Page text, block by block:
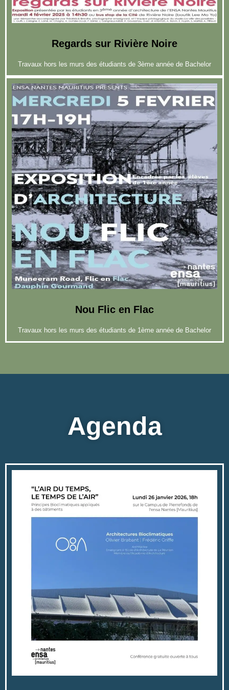
Regards sur Rivière Noire
Travaux hors les murs des étudiants de 3ème année de Bachelor
Nou Flic en Flac
Travaux hors les murs des étudiants de 1ème année de Bachelor
Agenda